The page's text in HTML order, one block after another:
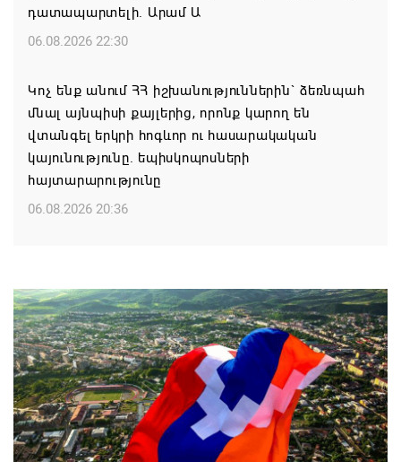
դատապարտելի. Արամ Ա
06.08.2026 22:30
Կոչ ենք անում ՀՀ իշխանություններին` ձեռնպահ
մնալ այնպիսի քայլերից, որոնք կարող են
վտանգել երկրի հոգևոր ու հասարակական
կայունությունը. եպիսկոպոսների
հայտարարությունը
06.08.2026 20:36
այցելելուց․ Մատվիենկո
06.08.2026 20:30
ՌԴ–ն ՀՀ–ից երկաթուղու կոնցեսիոն
կառավարման մասին պաշտոնական դիմում չի
ստացել. Օվերչուկ
06.08.2026 19:03